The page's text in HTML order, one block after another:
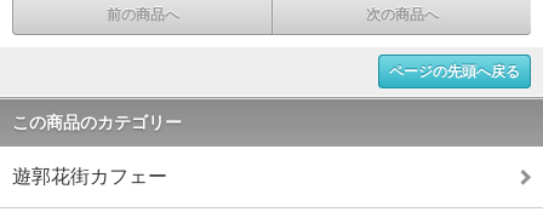
前の商品へ 次の商品へ
ページの先頭へ戻る
この商品のカテゴリー
遊郭花街カフェー